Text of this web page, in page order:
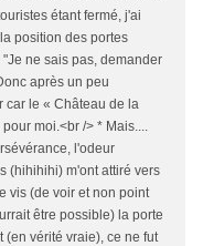
étant fermé, j'ai
position des portes
ne sais pas, demander
après un peu
car le « Château de la
moi.<br /> * Mais....
l'odeur
(hihihihi) m'ont attiré vers
vis (de voir et non point
être possible) la porte
(en vérité vraie), ce ne fut